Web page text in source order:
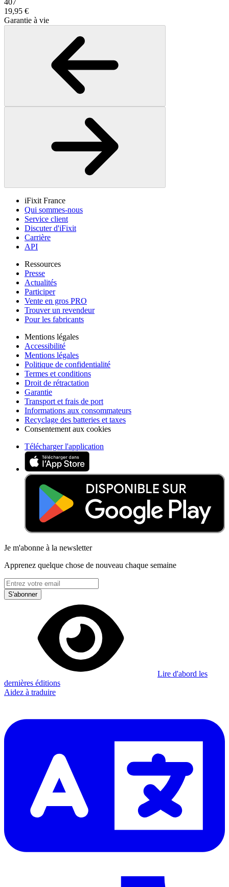
407
19,95 €
Garantie à vie
iFixit France
Qui sommes-nous
Service client
Discuter d'iFixit
Carrière
API
Ressources
Presse
Actualités
Participer
Vente en gros PRO
Trouver un revendeur
Pour les fabricants
Mentions légales
Accessibilité
Mentions légales
Politique de confidentialité
Termes et conditions
Droit de rétractation
Garantie
Transport et frais de port
Informations aux consommateurs
Recyclage des batteries et taxes
Consentement aux cookies
Télécharger l'application
Je m'abonne à la newsletter
Apprenez quelque chose de nouveau chaque semaine
S'abonner
Lire d'abord les
dernières éditions
Aidez à traduire